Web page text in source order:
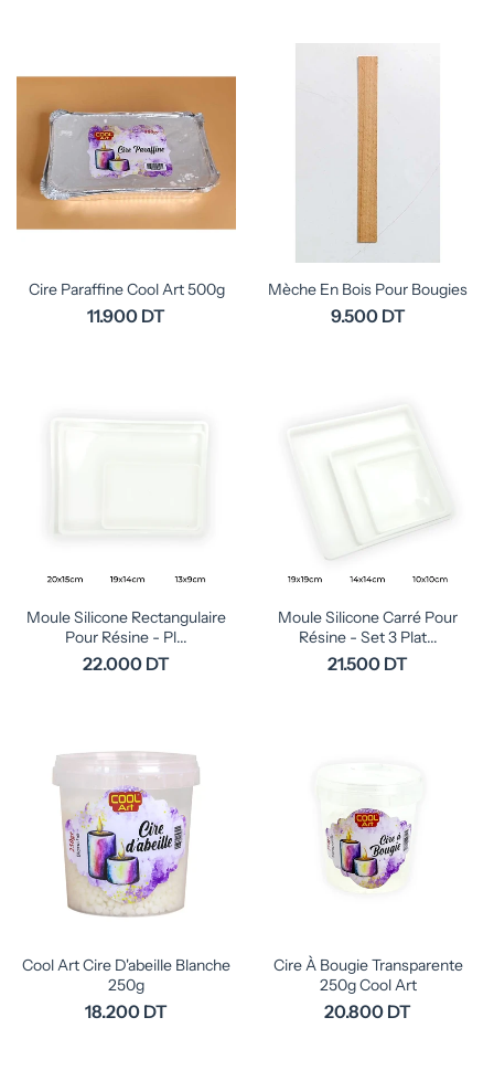
Cire Paraffine Cool Art 500g
11.900 DT
Mèche En Bois Pour Bougies
9.500 DT
Moule Silicone Rectangulaire
Pour Résine - Pl...
22.000 DT
Moule Silicone Carré Pour
Résine - Set 3 Plat...
21.500 DT
Cool Art Cire D'abeille Blanche
250g
18.200 DT
Cire À Bougie Transparente
250g Cool Art
20.800 DT